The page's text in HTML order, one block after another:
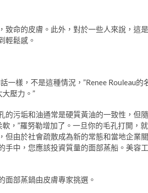
致命的皮膚。此外，對於一些人來說，這是
輕鬆感。
一樣，不是這種情況，”Renee Rouleau的
壓力。”
的污垢和油通常是硬質黃油的一致性，但隨
，”羅努勒增加了。一旦你的毛孔打開，就
但由於社會疏散成為新的常態和當地企業關
手中，您應該投資質量的面部蒸船。美容工
面部蒸鍋由皮膚專家挑選。